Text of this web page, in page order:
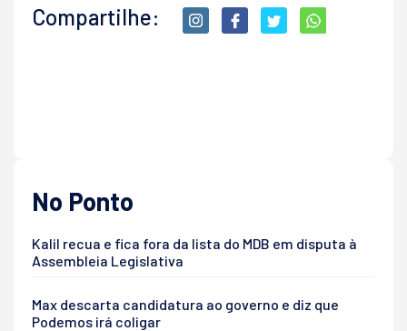
Compartilhe:
No Ponto
Kalil recua e fica fora da lista do MDB em disputa à
Assembleia Legislativa
Max descarta candidatura ao governo e diz que
Podemos irá coligar